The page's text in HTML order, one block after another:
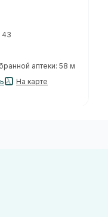
43
аптеки: 58 м
На карте